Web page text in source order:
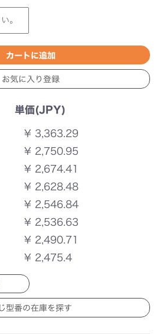
単価(JPY)
¥ 3,363.29
¥ 2,750.95
¥ 2,674.41
¥ 2,628.48
¥ 2,546.84
¥ 2,536.63
¥ 2,490.71
¥ 2,475.4